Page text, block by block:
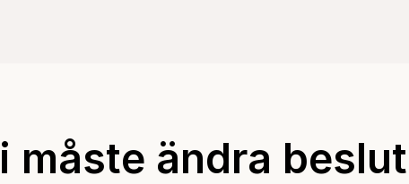
måste ändra